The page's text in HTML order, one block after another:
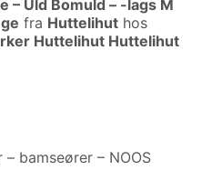
– Uld Bomuld – -lags M
fra Huttelihut hos
Huttelihut Huttelihut
bamseører – NOOS